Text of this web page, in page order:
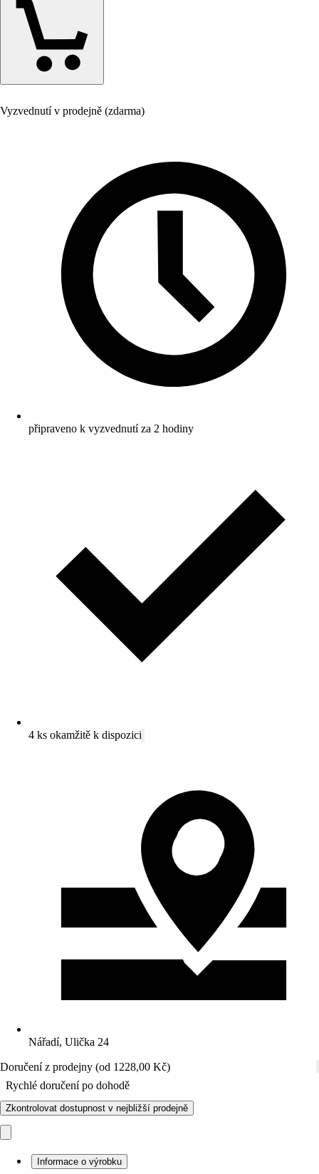
Vyzvednutí v prodejně (zdarma)
připraveno k vyzvednutí za 2 hodiny
4 ks okamžitě k dispozici
Nářadí, Ulička 24
Doručení z prodejny (od 1228,00 Kč)
Rychlé doručení po dohodě
Zkontrolovat dostupnost v nejbližší prodejně
Informace o výrobku